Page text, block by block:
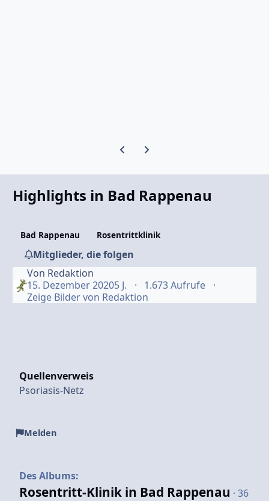
Vorherige Karussell-Folie
Nächste Karussell-Folie
Highlights in Bad Rappenau
Bad Rappenau Rosentrittklinik
Mitglieder, die folgen
Von Redaktion
15. Dezember 20205 J.
1.673 Aufrufe
Zeige Bilder von Redaktion
Quellenverweis
Psoriasis-Netz
Melden
Des Albums:
Rosentritt-Klinik in Bad Rappenau · 36